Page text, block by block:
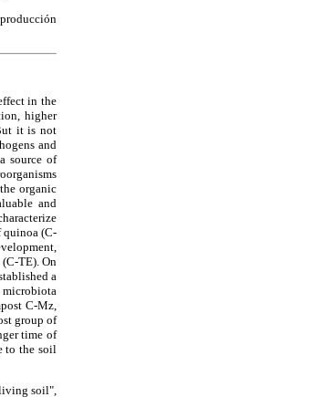
in the
higher
it is not
and
source of
organic
and
quinoa (C-
TE). On
a
microbiota
C-Mz,
group of
time of
to the soil
soil",